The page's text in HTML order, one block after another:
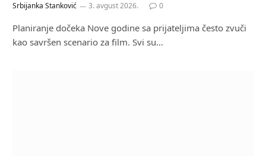
Srbijanka Stanković 3. avgust 2026. 0
Planiranje dočeka Nove godine sa prijateljima često zvuči
kao savršen scenario za film. Svi su…